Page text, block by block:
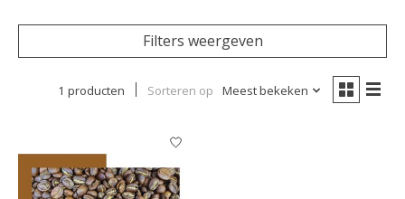
Filters weergeven
1 producten Sorteren op Meest bekeken